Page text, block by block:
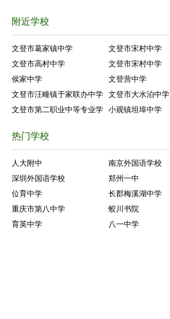
附近学校
文登市葛家镇中学 文登市宋村中学
文登市高村中学
文登市宋村中学
侯家中学
文登营中学
文登市汪疃镇于家联办中学 文登市大水泊中学
文登市第二职业中等专业学 小观镇坦埠中学
热门学校
人大附中 南京外国语学校
深圳外国语学校
郑州一中
位育中学
长郡梅溪湖中学
重庆市第八中学
蛟川书院
育英中学
八一中学